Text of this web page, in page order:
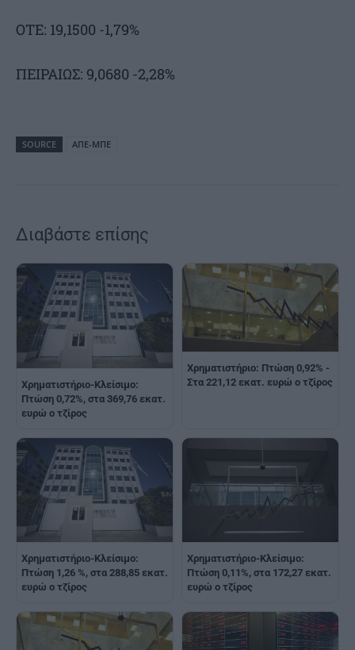
ΟΤΕ: 19,1500 -1,79%
ΠΕΙΡΑΙΩΣ: 9,0680 -2,28%
SOURCE ΑΠΕ-ΜΠΕ
Διαβάστε επίσης
Χρηματιστήριο-Κλείσιμο:
Πτώση 0,72%, στα 369,76 εκατ.
ευρώ ο τζίρος
Χρηματιστήριο: Πτώση 0,92% -
Στα 221,12 εκατ. ευρώ ο τζίρος
Χρηματιστήριο-Κλείσιμο:
Πτώση 1,26 %, στα 288,85 εκατ.
ευρώ ο τζίρος
Χρηματιστήριο-Κλείσιμο:
Πτώση 0,11%, στα 172,27 εκατ.
ευρώ ο τζίρος